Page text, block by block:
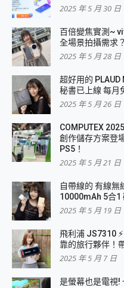
2025 年 5 月 30 日
百倍變焦實測~
全場景拍攝需求？
2025 年 5 月 28 日
超好用的
秘書已上線 每月
2025 年 5 月 26 日
COMPUTEX
創作儲存方案登
PS5！
2025 年 5 月 21 日
自帶線的 有線無
10000mAh 5合1
2025 年 5 月 19 日
飛利浦 JS7310
靠的旅行夥伴！
2025 年 5 月 7 日
是螢幕也是電視!